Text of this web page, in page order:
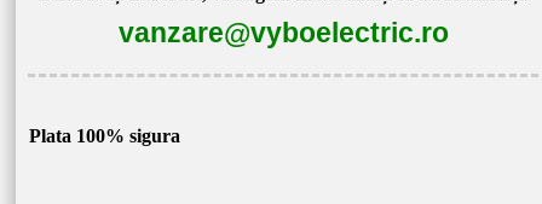
vanzare@vyboelectric.ro
Plata 100% sigura